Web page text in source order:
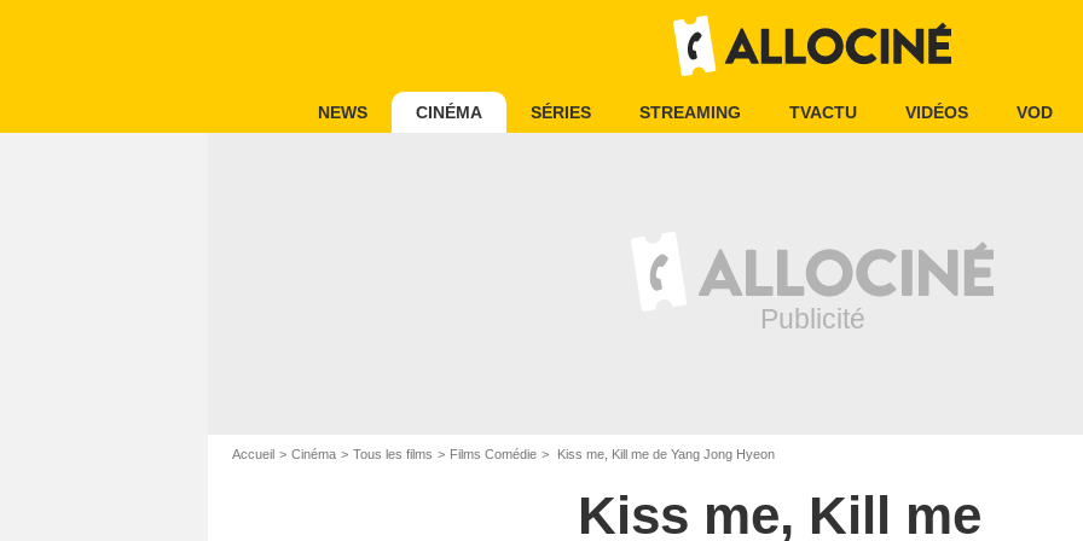
NEWS CINÉMA SÉRIES STREAMING TVACTU VIDÉOS VOD
Accueil Cinéma Tous les films Films Comédie Kiss me, Kill me de Yang Jong Hyeon
Kiss me, Kill me